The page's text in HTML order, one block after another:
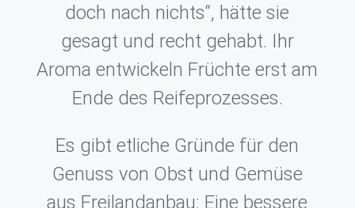
doch nach nichts“, hätte sie
gesagt und recht gehabt. Ihr
Aroma entwickeln Früchte erst am
Ende des Reifeprozesses.
Es gibt etliche Gründe für den
Genuss von Obst und Gemüse
aus Freilandanbau: Eine bessere